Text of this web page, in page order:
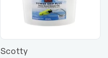
Scotty